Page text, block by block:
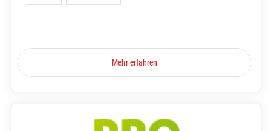
Mehr erfahren